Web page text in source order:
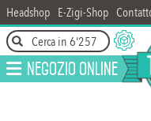
Headshop E-Zigi-Shop
Negozio online